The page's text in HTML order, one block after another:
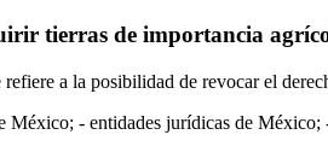
tierras de importancia
a la posibilidad de revocar el
México; - entidades jurídicas de México;